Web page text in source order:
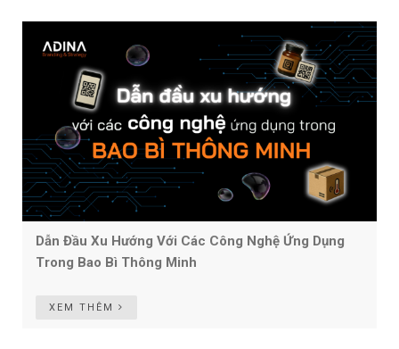
Dẫn Đầu Xu Hướng Với Các Công Nghệ Ứng Dụng
Trong Bao Bì Thông Minh
XEM THÊM